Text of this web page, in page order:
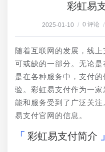
彩虹易
2025-01-10 / 0 评论 /
随着互联网的发展，线
可或缺的一部分。无论
是在各种服务中，支付
验。彩虹易支付作为一
能和服务受到了广泛关
易支付官网的信息。
彩虹易支付简介